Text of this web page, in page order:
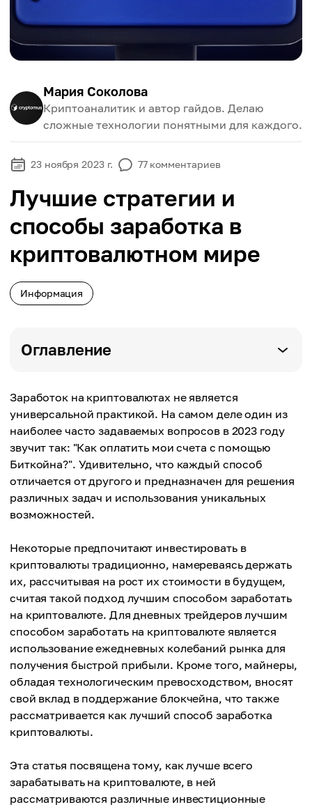
Мария Соколова
Криптоаналитик и автор гайдов. Делаю
сложные технологии понятными для каждого.
23 ноября 2023 г. 77 комментариев
Лучшие стратегии и
способы заработка в
криптовалютном мире
Информация
Оглавление
Заработок на криптовалютах не является
универсальной практикой. На самом деле один из
наиболее часто задаваемых вопросов в 2023 году
звучит так: "Как оплатить мои счета с помощью
Биткойна?". Удивительно, что каждый способ
отличается от другого и предназначен для решения
различных задач и использования уникальных
возможностей.
Некоторые предпочитают инвестировать в
криптовалюты традиционно, намереваясь держать
их, рассчитывая на рост их стоимости в будущем,
считая такой подход лучшим способом заработать
на криптовалюте. Для дневных трейдеров лучшим
способом заработать на криптовалюте является
использование ежедневных колебаний рынка для
получения быстрой прибыли. Кроме того, майнеры,
обладая технологическим превосходством, вносят
свой вклад в поддержание блокчейна, что также
рассматривается как лучший способ заработка
криптовалюты.
Эта статья посвящена тому, как лучше всего
зарабатывать на криптовалюте, в ней
рассматриваются различные инвестиционные